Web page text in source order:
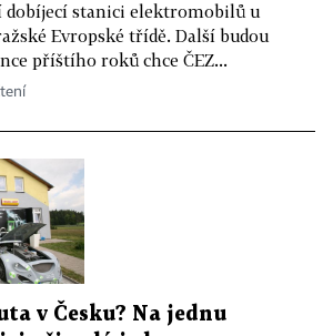
dobíjecí stanici elektromobilů u
Evropské třídě. Další budou
příštího roků chce ČEZ...
v Česku? Na jednu